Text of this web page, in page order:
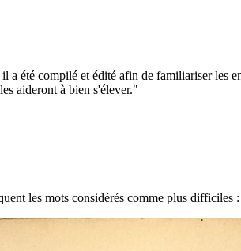
été compilé et édité afin de familiariser les
aideront à bien s'élever."
les mots considérés comme plus difficiles